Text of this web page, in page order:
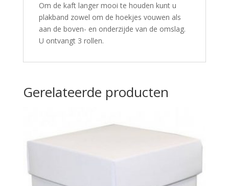
Om de kaft langer mooi te houden kunt u
plakband zowel om de hoekjes vouwen als
aan de boven- en onderzijde van de omslag.
U ontvangt 3 rollen.
Gerelateerde producten